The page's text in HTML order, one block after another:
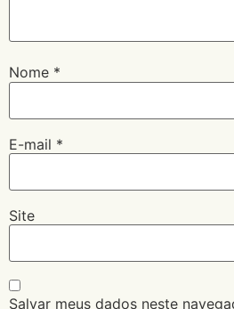
Nome *
E-mail *
Site
Salvar meus dados neste